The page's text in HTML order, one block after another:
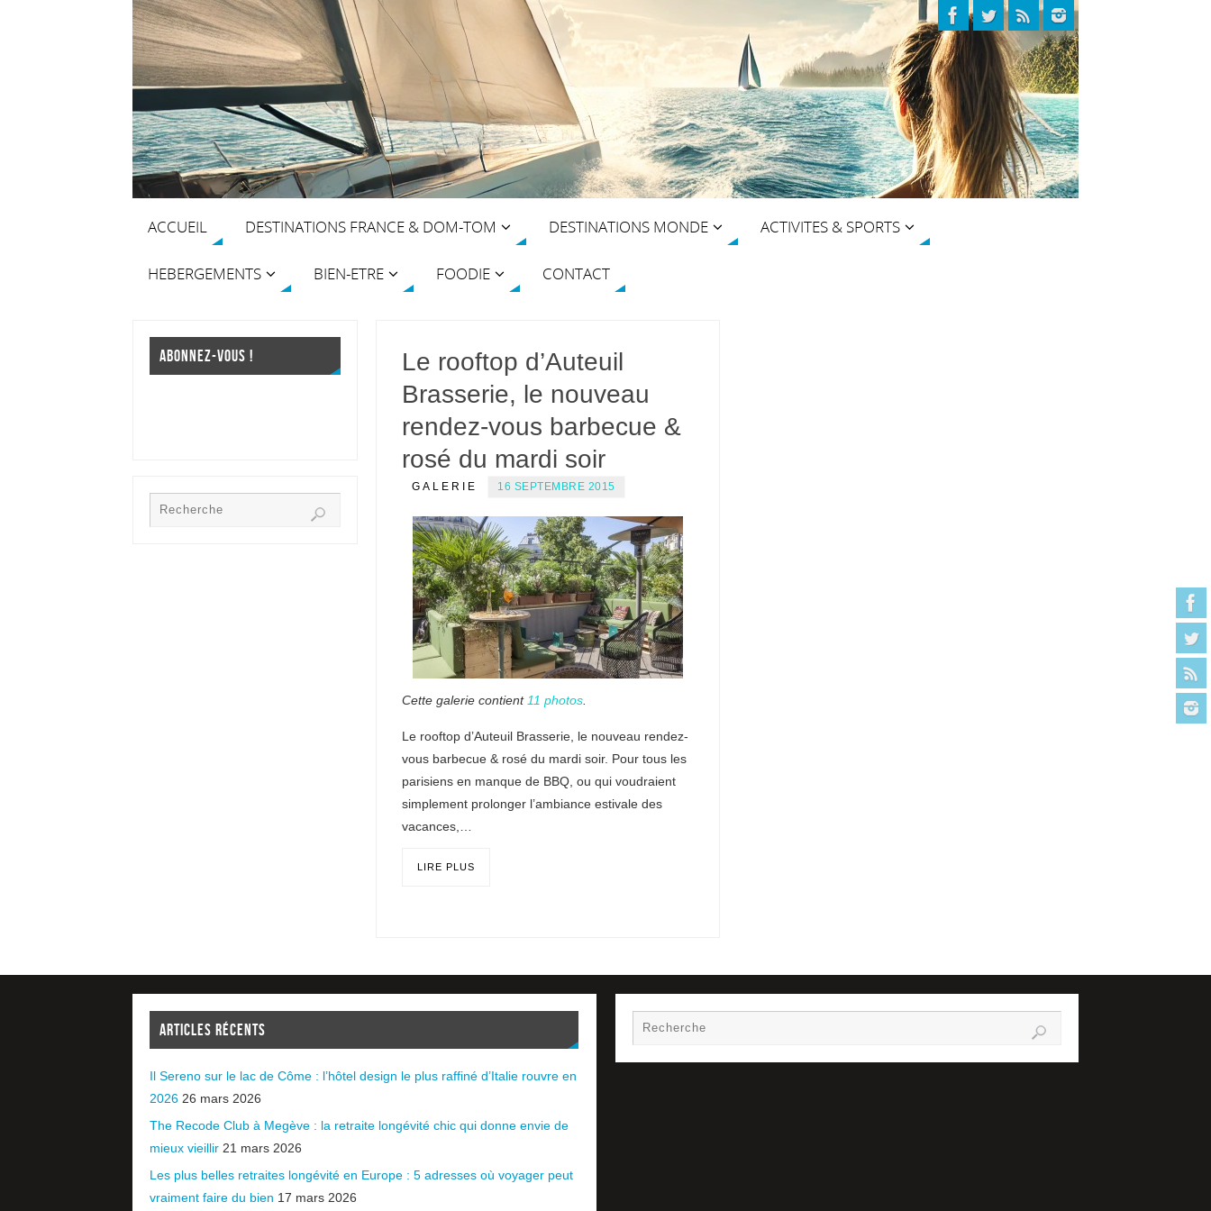
ACCUEIL DESTINATIONS FRANCE & DOM-TOM DESTINATIONS MONDE ACTIVITES & SPORTS
HEBERGEMENTS BIEN-ETRE FOODIE CONTACT
Le rooftop d’Auteuil
Brasserie, le nouveau
rendez-vous barbecue &
rosé du mardi soir
GALERIE 16 SEPTEMBRE 2015
Cette galerie contient 11 photos
Le rooftop d’Auteuil Brasserie, le nouveau rendez-
vous barbecue & rosé du mardi soir. Pour tous les
parisiens en manque de BBQ, ou qui voudraient
simplement prolonger l’ambiance estivale des
vacances,…
LIRE PLUS
ABONNEZ-VOUS !
ARTICLES RÉCENTS
Il Sereno sur le lac de Côme : l’hôtel design le plus raffiné d’Italie rouvre en
2026 26 mars 2026
The Recode Club à Megève : la retraite longévité chic qui donne envie de
mieux vieillir 21 mars 2026
Les plus belles retraites longévité en Europe : 5 adresses où voyager peut
vraiment faire du bien 17 mars 2026